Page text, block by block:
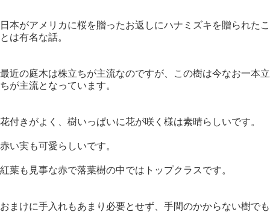
日本がアメリカに桜を贈ったお返しにハナミズキを贈られたこ
とは有名な話。
最近の庭木は株立ちが主流なのですが、この樹は今なお一本立
ちが主流となっています。
花付きがよく、樹いっぱいに花が咲く様は素晴らしいです。
赤い実も可愛らしいです。
紅葉も見事な赤で落葉樹の中ではトップクラスです。
おまけに手入れもあまり必要とせず、手間のかからない樹でも